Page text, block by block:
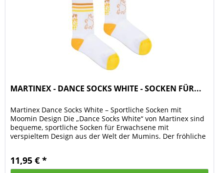
MARTINEX - DANCE SOCKS WHITE - SOCKEN FÜR...
Martinex Dance Socks White – Sportliche Socken mit
Moomin Design Die „Dance Socks White“ von Martinex sind
bequeme, sportliche Socken für Erwachsene mit
verspieltem Design aus der Welt der Mumins. Der fröhliche
11,95 € *